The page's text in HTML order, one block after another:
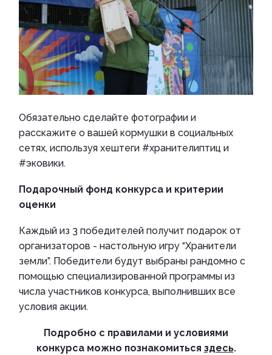
Обязательно сделайте фотографии и
расскажите о вашей кормушки в социальных
сетях, используя хештеги #хранителиптиц и
#эковики.
Подарочный фонд конкурса и критерии
оценки
Каждый из 3 победителей получит подарок от
организаторов - настольную игру “Хранители
земли”. Победители будут выбраны рандомно с
помощью специализированной программы из
числа участников конкурса, выполнивших все
условия акции.
Подробно с правилами и условиями
конкурса можно познакомиться здесь.